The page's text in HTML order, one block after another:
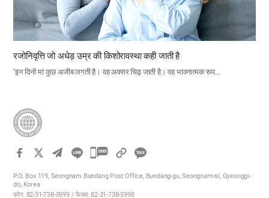
रजोनिवृत्ति जो अधेड़ उम्र की किशोरावस्था कही जाती है
‘इन दिनों मां कुछ अजीब लगती है। वह अक्सर चिढ़ जाती है। वह भावनात्मक रूप…
카
오
P.O. Box 119, Seongnam Bundang Post Office, Bundang-gu, Seongnam-si, Gyeonggi-
do, Korea
फ़ोन: 82-31-738-5999 / फैक्स: 82-31-738-5998